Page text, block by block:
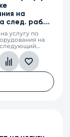
на
след. раб.
20L, 2г.
услугу по
на
(next business
в случае выхода